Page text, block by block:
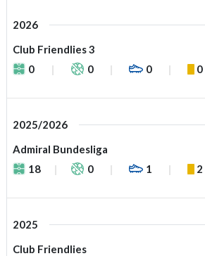
2026
Club Friendlies 3
0
0 0 0
2025/2026
Admiral Bundesliga
18
0 1 2
2025
Club Friendlies